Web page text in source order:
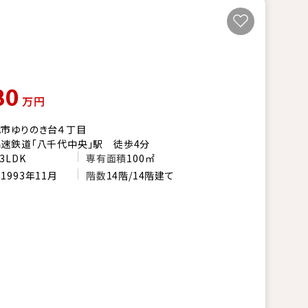
万円
ゆりのき台４丁目
鉄道「八千代中央」駅 徒歩4分
3LDK 専有面積100㎡
1993年11月 階数14階/14階建て